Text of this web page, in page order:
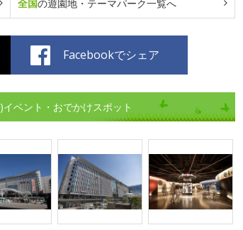
全国の遊園地・テーマパーク一覧へ
Facebookでシェア
ベント・おでかけスポット